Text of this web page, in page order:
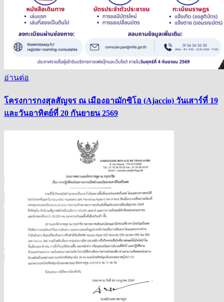
อ่านต่อ
โครงการกงสุลสัญจร ณ เมืองอาฌักซิโอ (Ajaccio) วันเสาร์ที่ 19
และวันอาทิตย์ที่ 20 กันยายน 2569